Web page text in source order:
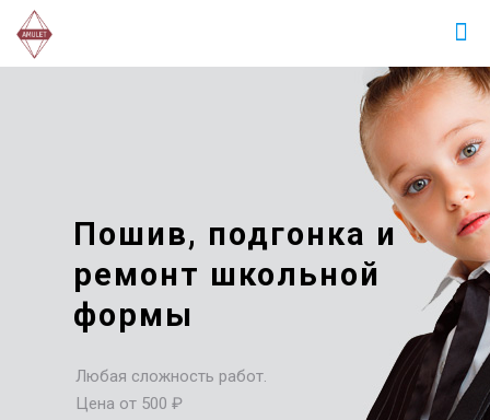
Любая сложность работ.
Цена от 500 ₽
Пошив, подгонка и
ремонт школьной
формы